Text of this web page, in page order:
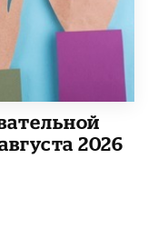
2026